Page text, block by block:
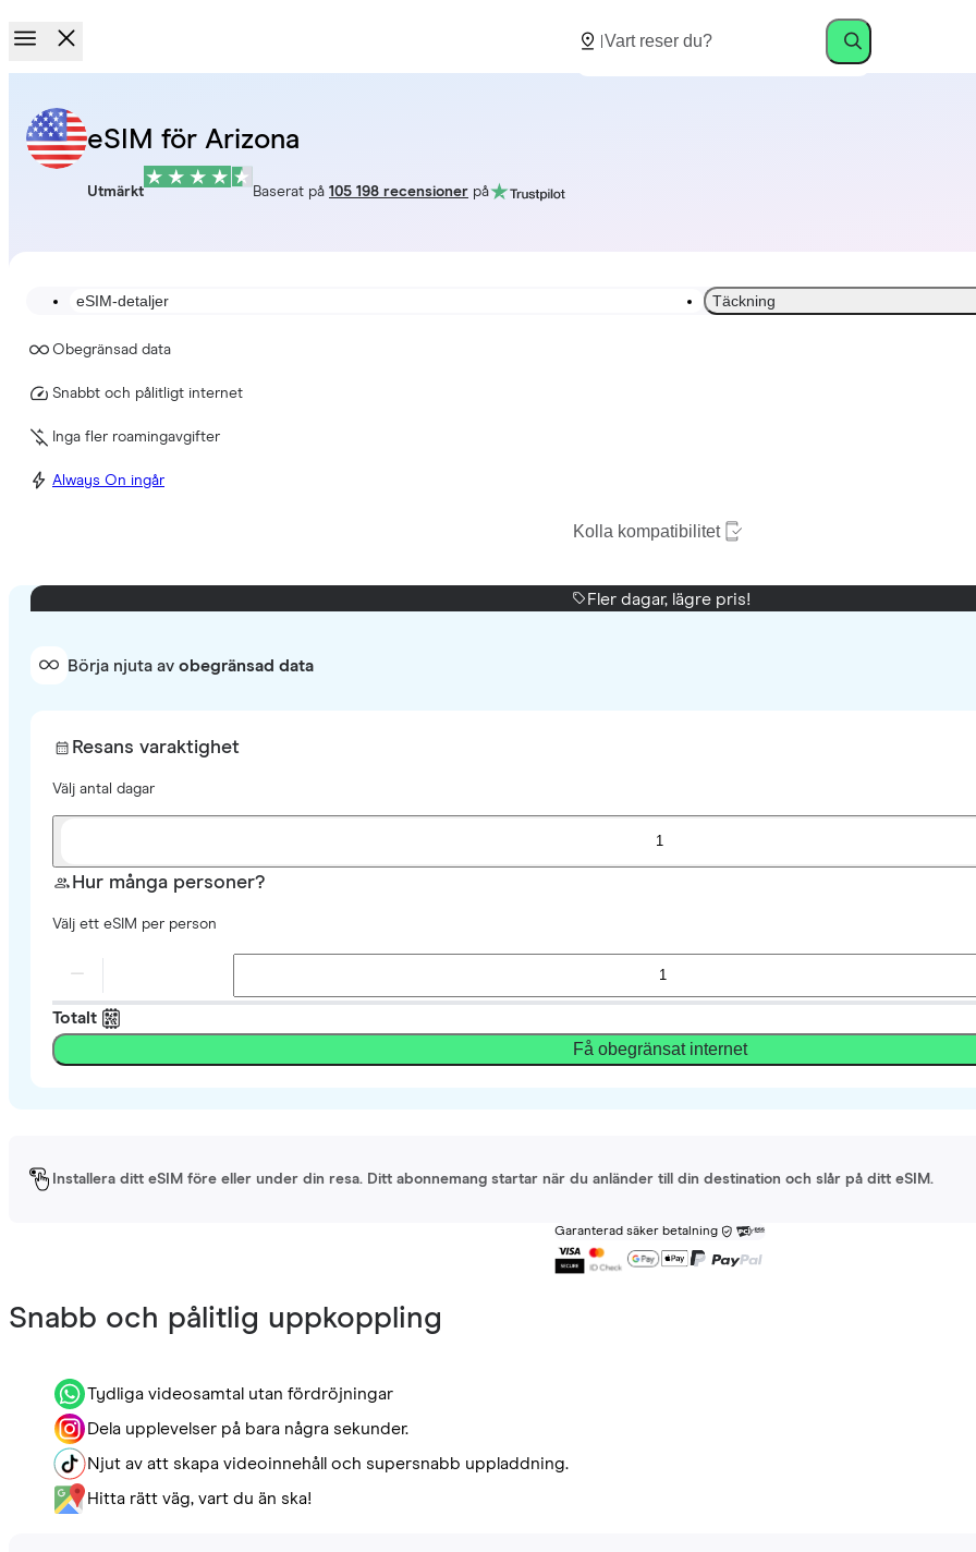
eSIM för Arizona
Utmärkt Baserat på 105 198 recensioner på
eSIM-detaljer Täckning
Obegränsad data
Snabbt och pålitligt internet
Inga fler roamingavgifter
Always On ingår
Kolla kompatibilitet
Fler dagar, lägre pris!
Börja njuta av obegränsad data
Resans varaktighet
Välj antal dagar
1
Hur många personer?
Välj ett eSIM per person
Totalt
Få obegränsat internet
Installera ditt eSIM före eller under din resa. Ditt abonnemang startar när du anländer till din destination och slår på ditt eSIM.
Garanterad säker betalning
Snabb och pålitlig uppkoppling
Tydliga videosamtal utan fördröjningar
Dela upplevelser på bara några sekunder.
Njut av att skapa videoinnehåll och supersnabb uppladdning.
Hitta rätt väg, vart du än ska!